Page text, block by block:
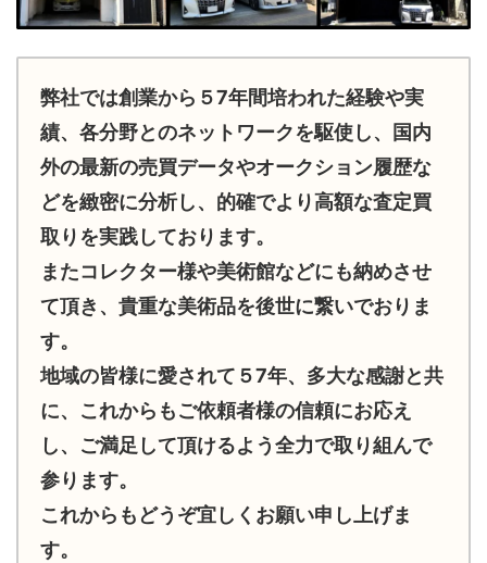
弊社では創業から５7年間培われた経験や実
績、各分野とのネットワークを駆使し、国内
外の最新の売買データやオークション履歴な
どを緻密に分析し、的確でより高額な査定買
取りを実践しております。
またコレクター様や美術館などにも納めさせ
て頂き、貴重な美術品を後世に繋いでおりま
す。
地域の皆様に愛されて５7年、多大な感謝と共
に、これからもご依頼者様の信頼にお応え
し、ご満足して頂けるよう全力で取り組んで
参ります。
これからもどうぞ宜しくお願い申し上げま
す。